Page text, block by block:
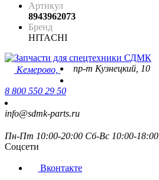
Артикул
8943962073
Бренд
HITACHI
Кемерово, пр-т Кузнецкий, 10
8 800 550 29 50
info@sdmk-parts.ru
Пн-Пт 10:00-20:00 Сб-Вс 10:00-18:00
Соцсети
Вконтакте